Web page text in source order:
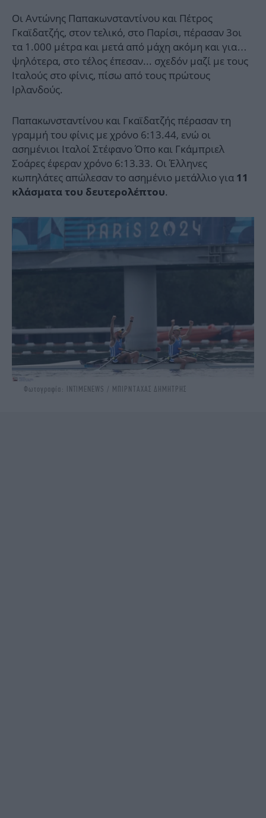
Οι Αντώνης Παπακωνσταντίνου και Πέτρος
Γκαϊδατζής, στον τελικό, στο Παρίσι, πέρασαν 3οι
τα 1.000 μέτρα και μετά από μάχη ακόμη και για…
ψηλότερα, στο τέλος έπεσαν... σχεδόν μαζί με τους
Ιταλούς στο φίνις, πίσω από τους πρώτους
Ιρλανδούς.
Παπακωνσταντίνου και Γκαϊδατζής πέρασαν τη
γραμμή του φίνις με χρόνο 6:13.44, ενώ οι
ασημένιοι Ιταλοί Στέφανο Όπο και Γκάμπριελ
Σοάρες έφεραν χρόνο 6:13.33. Οι Έλληνες
κωπηλάτες απώλεσαν το ασημένιο μετάλλιο για 11
κλάσματα του δευτερολέπτου.
Φωτογραφία: INTIMENEWS / ΜΠΙΡΝΤΑΧΑΣ ΔΗΜΗΤΡΗΣ